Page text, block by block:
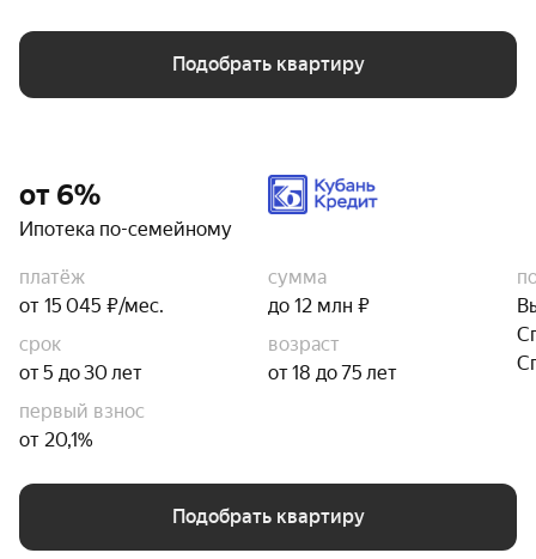
Подобрать квартиру
от 6%
Ипотека по-семейному
платёж
от 15 045 ₽/мес.
сумма
до 12 млн ₽
срок
от 5 до 30 лет
возраст
от 18 до 75 лет
первый взнос
от 20,1%
Подобрать квартиру